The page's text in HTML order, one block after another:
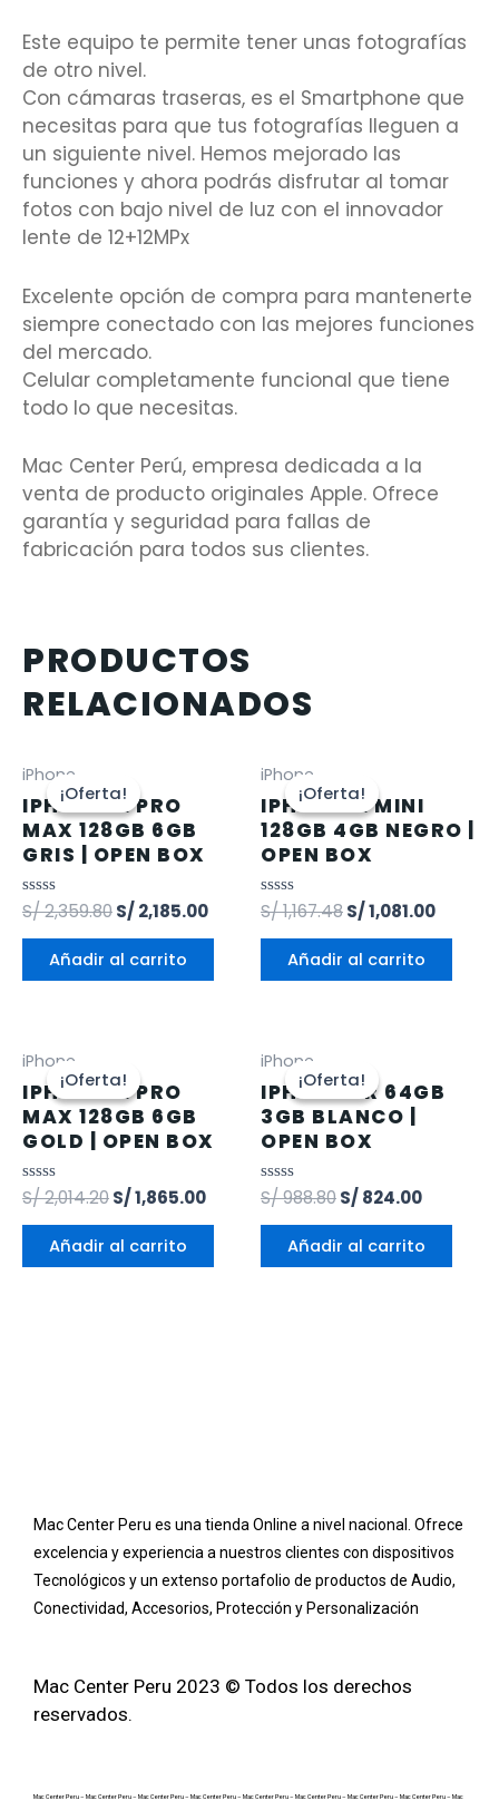
Este equipo te permite tener unas fotografías
de otro nivel.
Con cámaras traseras, es el Smartphone que
necesitas para que tus fotografías lleguen a
un siguiente nivel. Hemos mejorado las
funciones y ahora podrás disfrutar al tomar
fotos con bajo nivel de luz con el innovador
lente de 12+12MPx
Excelente opción de compra para mantenerte
siempre conectado con las mejores funciones
del mercado.
Celular completamente funcional que tiene
todo lo que necesitas.
Mac Center Perú, empresa dedicada a la
venta de producto originales Apple. Ofrece
garantía y seguridad para fallas de
fabricación para todos sus clientes.
PRODUCTOS
RELACIONADOS
¡Oferta!
¡Oferta!
iPhone
IPHONE 12 PRO
MAX 128GB 6GB
GRIS | OPEN BOX
Valorado
en
0
S/2,359.80S/2,185.00
Añadir al carrito
¡Oferta!
¡Oferta!
iPhone
IPHONE 12 MINI
128GB 4GB NEGRO |
OPEN BOX
Valorado
en
0
S/1,167.48S/1,081.00
Añadir al carrito
¡Oferta!
¡Oferta!
iPhone
IPHONE 12 PRO
MAX 128GB 6GB
GOLD | OPEN BOX
Valorado
en
0
S/2,014.20S/1,865.00
Añadir al carrito
¡Oferta!
¡Oferta!
iPhone
IPHONE XR 64GB
3GB BLANCO |
OPEN BOX
Valorado
en
0
S/988.80S/824.00
Añadir al carrito
Mac Center Peru es una tienda Online a nivel nacional
. Ofrece
excelencia y experiencia a nuestros clientes con dispositivos
Tecnológicos y un extenso portafolio de productos de Audio,
Conectividad, Accesorios, Protección y Personalización
Mac Center Peru 2023 © Todos los derechos
reservados.
Mac Center Peru – Mac Center Peru – Mac Center Peru – Mac Center Peru – Mac Center Peru – Mac Center Peru – Mac Center Peru – Mac Center Peru – Mac